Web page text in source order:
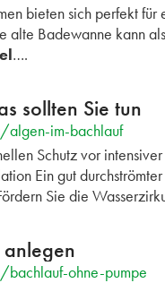
bieten sich perfekt
alte Badewanne kann
….
sollten Sie tun
im-bachlauf
Schutz vor
Ein gut
Sie die
ohne-pumpe